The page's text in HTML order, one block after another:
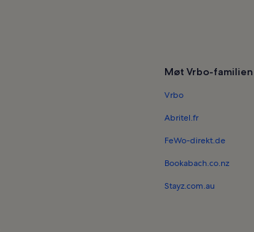
Ferieboliger i Forville provençalske matmarked
Møt Vrbo-familien
Vrbo
Abritel.fr
FeWo-direkt.de
Bookabach.co.nz
Stayz.com.au